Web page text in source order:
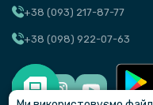
+38 (093) 217-87-77
+38 (098) 922-07-63